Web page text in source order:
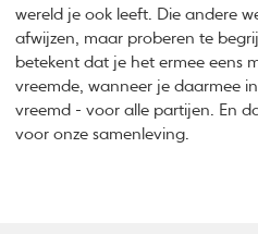
wereld je ook leeft. Die andere
afwijzen, maar proberen te
betekent dat je het ermee eens
vreemde, wanneer je daarmee
vreemd - voor alle partijen. En
voor onze samenleving.